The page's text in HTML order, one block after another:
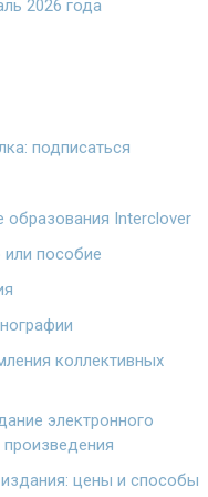
2026 года
подписаться
образования Interclover
пособие
коллективных
электронного
произведения
цены и способы